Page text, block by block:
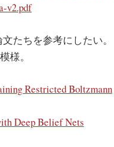
v2.pdf
たちを参考にしたい。
様。
Restricted Boltzmann
Deep Belief Nets